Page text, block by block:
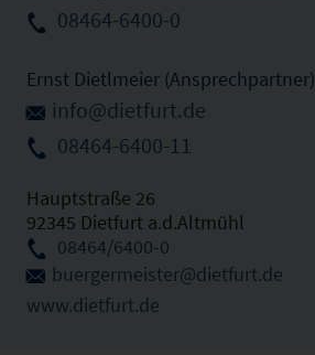
08464-6400-0
Ernst Dietlmeier (Ansprechpartner)
info@dietfurt.de
08464-6400-11
Hauptstraße 26
92345 Dietfurt a.d.Altmühl
08464/6400-0
buergermeister@dietfurt.de
www.dietfurt.de